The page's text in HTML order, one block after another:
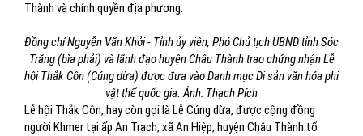
Thành và chính quyền địa phương.
Đồng chí Nguyễn Văn Khởi - Tỉnh ủy viên, Phó Chủ tịch UBND tỉnh Sóc
Trăng (bìa phải) và lãnh đạo huyện Châu Thành trao chứng nhận Lễ
hội Thắk Côn (Cúng dừa) được đưa vào Danh mục Di sản văn hóa phi
vật thể quốc gia. Ảnh: Thạch Pích
Lễ hội Thắk Côn, hay còn gọi là Lễ Cúng dừa, được cộng đồng
người Khmer tại ấp An Trạch, xã An Hiệp, huyện Châu Thành tổ